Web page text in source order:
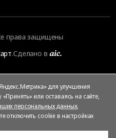
права защищены
.Сделано в
для улучшения
или оставаясь на сайте,
персональных данных,
отключить cookie в настройках